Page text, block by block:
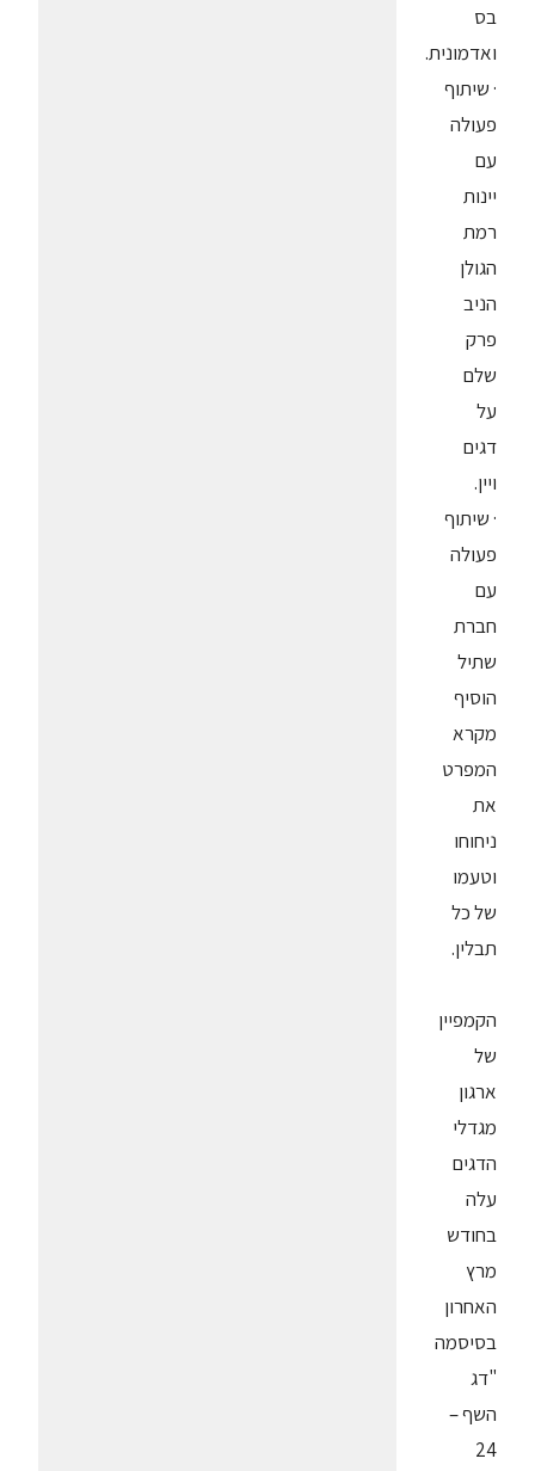
בס
ואדמונית.
· שיתוף
פעולה
עם
יינות
רמת
הגולן
הניב
פרק
שלם
על
דגים
ויין.
· שיתוף
פעולה
עם
חברת
שתיל
הוסיף
מקרא
המפרט
את
ניחוחו
וטעמו
של כל
תבלין.
הקמפיין
של
ארגון
מגדלי
הדגים
עלה
בחודש
מרץ
האחרון
בסיסמה
"דג
השף –
24